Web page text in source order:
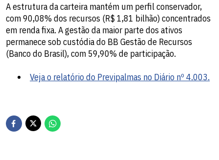
A estrutura da carteira mantém um perfil conservador,
com 90,08% dos recursos (R$ 1,81 bilhão) concentrados
em renda fixa. A gestão da maior parte dos ativos
permanece sob custódia do BB Gestão de Recursos
(Banco do Brasil), com 59,90% de participação.
Veja o relatório do Previpalmas no Diário nº 4.003.